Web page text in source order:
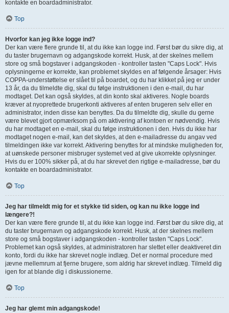
kontakte en boardadministrator.
Top
Hvorfor kan jeg ikke logge ind?
Der kan være flere grunde til, at du ikke kan logge ind. Først bør du sikre dig, at
du taster brugernavn og adgangskode korrekt. Husk, at der skelnes mellem
store og små bogstaver i adgangskoden - kontroller tasten "Caps Lock". Hvis
oplysningerne er korrekte, kan problemet skyldes en af følgende årsager: Hvis
COPPA-understøttelse er slået til på boardet, og du har klikket på jeg er under
13 år, da du tilmeldte dig, skal du følge instruktionen i den e-mail, du har
modtaget. Det kan også skyldes, at din konto skal aktiveres. Nogle boards
kræver at nyoprettede brugerkonti aktiveres af enten brugeren selv eller en
administrator, inden disse kan benyttes. Da du tilmeldte dig, skulle du gerne
være blevet gjort opmærksom på om aktivering af kontoen er nødvendig. Hvis
du har modtaget en e-mail, skal du følge instruktionen i den. Hvis du ikke har
modtaget nogen e-mail, kan det skyldes, at den e-mailadresse du angav ved
tilmeldingen ikke var korrekt. Aktivering benyttes for at mindske muligheden for,
at uønskede personer misbruger systemet ved at give ukorrekte oplysninger.
Hvis du er 100% sikker på, at du har skrevet den rigtige e-mailadresse, bør du
kontakte en boardadministrator.
Top
Jeg har tilmeldt mig for et stykke tid siden, og kan nu ikke logge ind
længere?!
Der kan være flere grunde til, at du ikke kan logge ind. Først bør du sikre dig, at
du taster brugernavn og adgangskode korrekt. Husk, at der skelnes mellem
store og små bogstaver i adgangskoden - kontroller tasten "Caps Lock".
Problemet kan også skyldes, at administratoren har slettet eller deaktiveret din
konto, fordi du ikke har skrevet nogle indlæg. Det er normal procedure med
jævne mellemrum at fjerne brugere, som aldrig har skrevet indlæg. Tilmeld dig
igen for at blande dig i diskussionerne.
Top
Jeg har glemt min adgangskode!